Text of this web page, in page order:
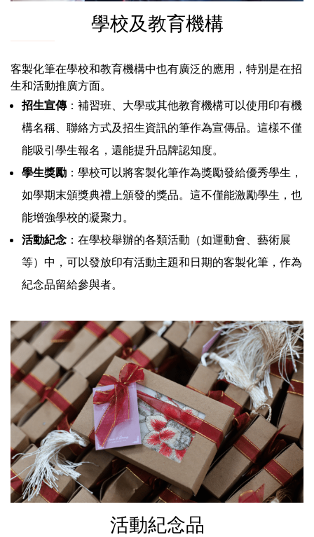
學校及教育機構
客製化筆在學校和教育機構中也有廣泛的應用，特別是在招
生和活動推廣方面。
招生宣傳：補習班、大學或其他教育機構可以使用印有機
構名稱、聯絡方式及招生資訊的筆作為宣傳品。這樣不僅
能吸引學生報名，還能提升品牌認知度。
學生獎勵 ：學校可以將客製化筆作為獎勵發給優秀學生，
如學期末頒獎典禮上頒發的獎品。這不僅能激勵學生，也
能增強學校的凝聚力。
活動紀念 ：在學校舉辦的各類活動（如運動會、藝術展
等）中，可以發放印有活動主題和日期的客製化筆，作為
紀念品留給參與者。
活動紀念品